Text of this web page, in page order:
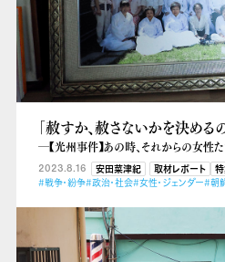
「赦すか、赦さないかを決める
―【光州事件】あの時、それからの女性
2023.8.16 安田菜津紀 取材レポート
#戦争・紛争#政治・社会#女性・ジェンダー#朝